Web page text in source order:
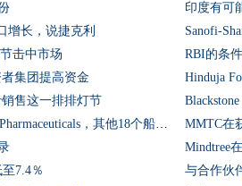
印度有可
增长，说捷克利
Sanofi-
击中市场
RBI的条
集团提高资金
Hinduja
售这一排排灯节
Aarti Industries，Dishman Pharmaceuticals，其他18个船长达到了历史新高
MMTC在
Mindtree
7.4％
与合作伙